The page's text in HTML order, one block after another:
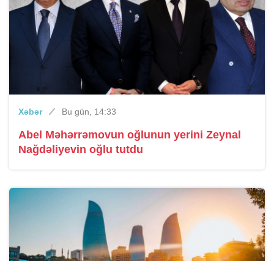
Xəbər Bu gün, 14:33
Abel Məhərrəmovun oğlunun yerini Zeynal
Nağdəliyevin oğlu tutdu